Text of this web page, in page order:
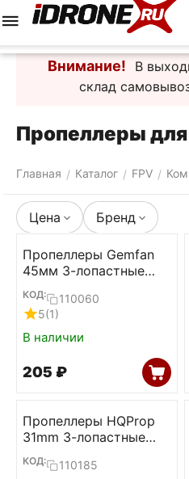
Внимание!
В
склад
Пропеллеры
Главная / Каталог / FPV /
Цена Бренд
Пропеллеры Gemfan
45мм 3-лопастные
1.5мм (Clear gray,
2L+2R)
КОД:
110060
5(1)
В наличии
‍205‍ ₽
Пропеллеры HQProp
31mm 3-лопастные
Ultralight 1.0мм
КОД: 110185
Корзина